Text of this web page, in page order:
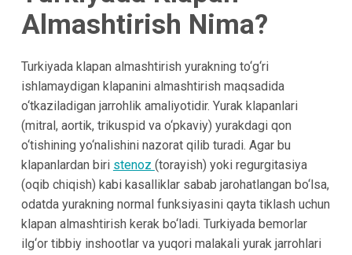
Almashtirish Nima?
Turkiyada klapan almashtirish yurakning to‘g‘ri
ishlamaydigan klapanini almashtirish maqsadida
o‘tkaziladigan jarrohlik amaliyotidir. Yurak klapanlari
(mitral, aortik, trikuspid va o‘pkaviy) yurakdagi qon
o‘tishining yo‘nalishini nazorat qilib turadi. Agar bu
klapanlardan biri stenoz (torayish) yoki regurgitasiya
(oqib chiqish) kabi kasalliklar sabab jarohatlangan bo‘lsa,
odatda yurakning normal funksiyasini qayta tiklash uchun
klapan almashtirish kerak bo‘ladi. Turkiyada bemorlar
ilg‘or tibbiy inshootlar va yuqori malakali yurak jarrohlari